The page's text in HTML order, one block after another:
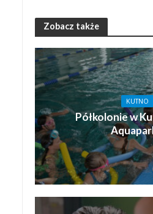
Zobacz także
KUTNO
Półkolonie w